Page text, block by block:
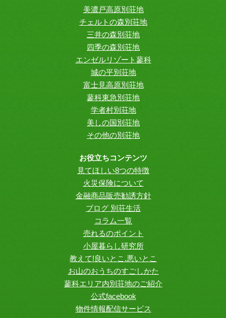
美濃戸高原別荘地
チェルトの森別荘地
三井の森別荘地
四季の森別荘地
エンゼルリゾート蓼科
城の平別荘地
富士見高原別荘地
蓼科東急別荘地
学者村別荘地
美しの国別荘地
その他の別荘地
お役立ちコンテンツ
見てほしい8つの特徴
火災保険について
金融商品販売勧誘方針
ブログ 別荘生活
コラム一覧
売れるのポイント
小屋暮らし研究所
教えて!良いとこ.悪いとこ
お山のおうちのすごしかた
蓼科エリア内別荘地のご紹介
公式facebook
物件情報配信サービス